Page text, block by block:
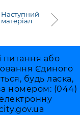
Наступний
матеріал
питання або
Єдиного
будь ласка,
номером: (044)